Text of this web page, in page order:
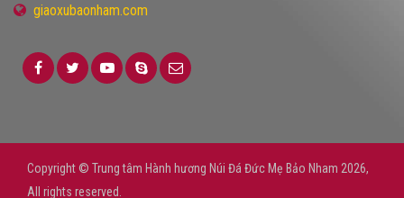
giaoxubaonham.com
Copyright © Trung tâm Hành hương Núi Đá Đức Mẹ Bảo Nham 2026,
All rights reserved.